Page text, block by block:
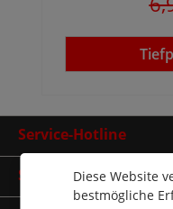
Service-Hotline
Shop ServiceDiese Website
bestmögliche